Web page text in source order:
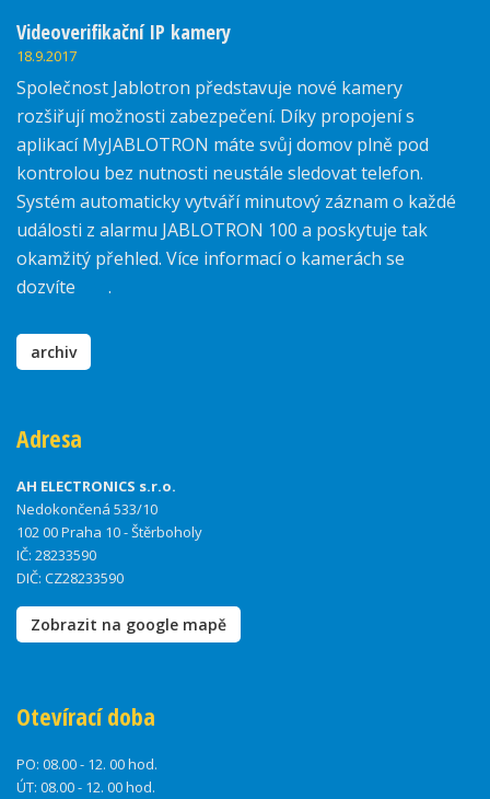
Videoverifikační IP kamery
18.9.2017
Společnost Jablotron představuje nové kamery
rozšiřují možnosti zabezpečení. Díky propojení s
aplikací MyJABLOTRON máte svůj domov plně pod
kontrolou bez nutnosti neustále sledovat telefon.
Systém automaticky vytváří minutový záznam o každé
události z alarmu JABLOTRON 100 a poskytuje tak
okamžitý přehled. Více informací o kamerách se
dozvíte
.
archiv
Adresa
AH ELECTRONICS s.r.o.
Nedokončená 533/10
102 00 Praha 10 - Štěrboholy
IČ: 28233590
DIČ: CZ28233590
Zobrazit na google mapě
Otevírací doba
PO: 08.00 - 12. 00 hod.
ÚT: 08.00 - 12. 00 hod.